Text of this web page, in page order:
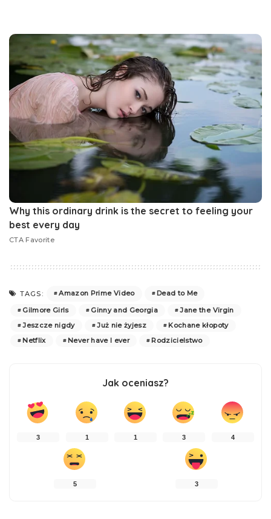
TAGS: Amazon Prime Video
Dead to Me
Gilmore Girls
Ginny and Georgia
Jane the Virgin
Jeszcze nigdy
Już nie żyjesz
Kochane kłopoty
Netflix
Never have I ever Rodzicielstwo
Jak oceniasz?
3 1 1 3 4
5 3